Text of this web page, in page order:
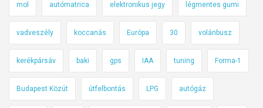
mol autómatrica elektronikus jegy légmentes gumi
vadveszély koccanás Európa 30 volánbusz
kerékpársáv baki gps IAA tuning Forma-1
Budapest Közút útfelbontás LPG autógáz